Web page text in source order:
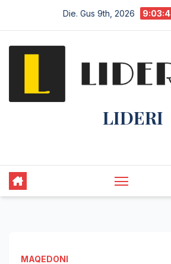
Die. Gus 9th, 2026
LIDERI
MAQEDONI